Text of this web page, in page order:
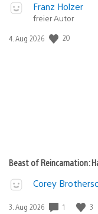
Franz Holzer
freier Autor
Veröffentlichungsdatum:
4. Aug 2026 20
Beast of Reincarnation:
Corey
Veröffentlichungsdatum:
3. Aug 2026 1 3